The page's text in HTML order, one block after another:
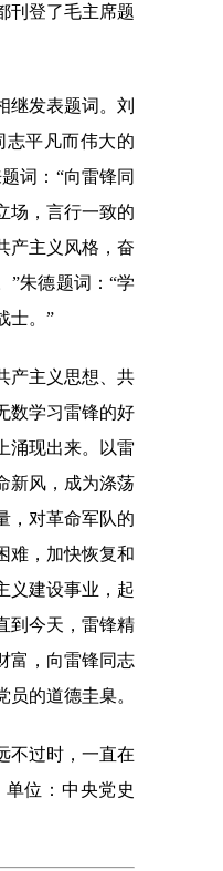
刊登了毛主席题
发表题词。刘
志平凡而伟大的
词：“向雷锋同
场，言行一致的
产主义风格，奋
”朱德题词：“学
士。”
主义思想、共
数学习雷锋的好
涌现出来。以雷
新风，成为涤荡
，对革命军队的
难，加快恢复和
义建设事业，起
到今天，雷锋精
富，向雷锋同志
的道德圭臬。
过时，一直在
位：中央党史